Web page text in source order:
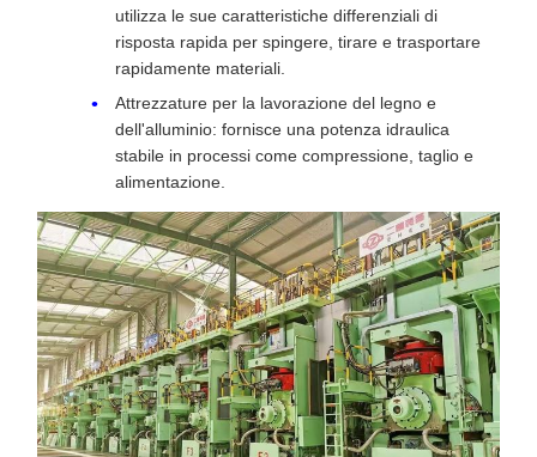
utilizza le sue caratteristiche differenziali di
risposta rapida per spingere, tirare e trasportare
rapidamente materiali.
Attrezzature per la lavorazione del legno e
dell'alluminio: fornisce una potenza idraulica
stabile in processi come compressione, taglio e
alimentazione.